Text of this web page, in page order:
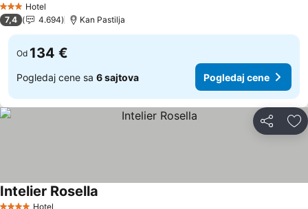
3 Zvezdice
Hotel
7,4 4.694 Kan Pastilja
Od 134 €
Pogledaj cene sa 6 sajtova Pogledaj cene
Deli
Hotel
Intelier Rosella